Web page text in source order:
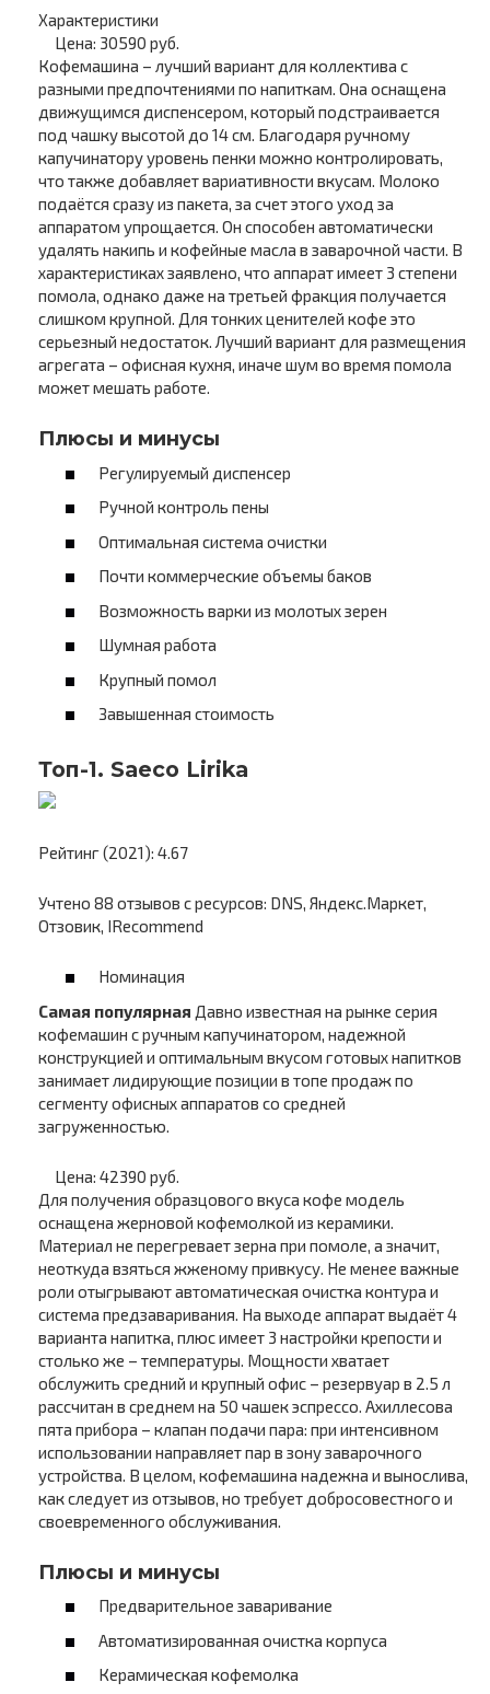
Характеристики
Цена: 30590 руб.
Кофемашина – лучший вариант для коллектива с
разными предпочтениями по напиткам. Она оснащена
движущимся диспенсером, который подстраивается
под чашку высотой до 14 см. Благодаря ручному
капучинатору уровень пенки можно контролировать,
что также добавляет вариативности вкусам. Молоко
подаётся сразу из пакета, за счет этого уход за
аппаратом упрощается. Он способен автоматически
удалять накипь и кофейные масла в заварочной части. В
характеристиках заявлено, что аппарат имеет 3 степени
помола, однако даже на третьей фракция получается
слишком крупной. Для тонких ценителей кофе это
серьезный недостаток. Лучший вариант для размещения
агрегата – офисная кухня, иначе шум во время помола
может мешать работе.
Плюсы и минусы
Регулируемый диспенсер
Ручной контроль пены
Оптимальная система очистки
Почти коммерческие объемы баков
Возможность варки из молотых зерен
Шумная работа
Крупный помол
Завышенная стоимость
Топ-1. Saeco Lirika
Рейтинг (2021): 4.67
Учтено 88 отзывов с ресурсов: DNS, Яндекс.Маркет,
Отзовик, IRecommend
Номинация
Самая популярная Давно известная на рынке серия
кофемашин с ручным капучинатором, надежной
конструкцией и оптимальным вкусом готовых напитков
занимает лидирующие позиции в топе продаж по
сегменту офисных аппаратов со средней
загруженностью.
Цена: 42390 руб.
Для получения образцового вкуса кофе модель
оснащена жерновой кофемолкой из керамики.
Материал не перегревает зерна при помоле, а значит,
неоткуда взяться жженому привкусу. Не менее важные
роли отыгрывают автоматическая очистка контура и
система предзаваривания. На выходе аппарат выдаёт 4
варианта напитка, плюс имеет 3 настройки крепости и
столько же – температуры. Мощности хватает
обслужить средний и крупный офис – резервуар в 2.5 л
рассчитан в среднем на 50 чашек эспрессо. Ахиллесова
пята прибора – клапан подачи пара: при интенсивном
использовании направляет пар в зону заварочного
устройства. В целом, кофемашина надежна и вынослива,
как следует из отзывов, но требует добросовестного и
своевременного обслуживания.
Плюсы и минусы
Предварительное заваривание
Автоматизированная очистка корпуса
Керамическая кофемолка